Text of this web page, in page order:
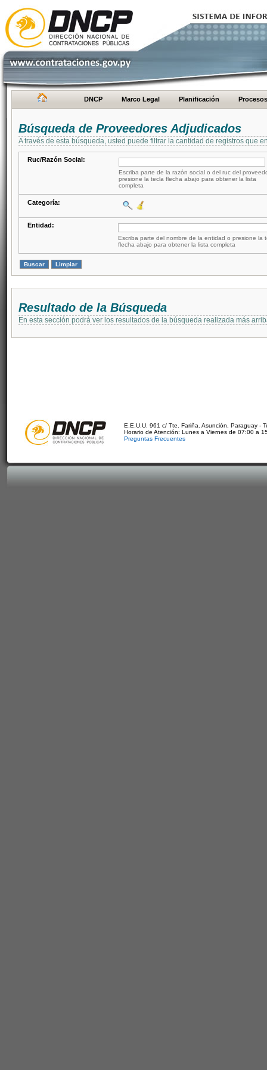
DNCP Marco Legal Planificación Procesos
Búsqueda de Proveedores Adjudicados
A través de esta búsqueda, usted puede filtrar la cantidad de registros que
Ruc/Razón Social:
Escriba parte de la razón social o del ruc del
presione la tecla flecha abajo para obtener la lista
completa
Categoría:
Entidad:
Escriba parte del nombre de la entidad o presione la
flecha abajo para obtener la lista completa
Resultado de la Búsqueda
En esta sección podrá ver los resultados de la búsqueda realizada más
E.E.U.U. 961 c/ Tte. Fariña. Asunción, Paraguay -
Horario de Atención: Lunes a Viernes de 07:00 a
Preguntas Frecuentes